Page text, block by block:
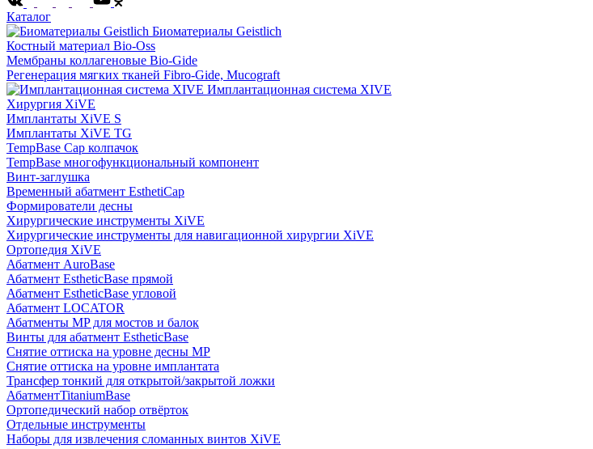
Каталог
Биоматериалы Geistlich
Костный материал Bio-Oss
Мембраны коллагеновые Bio-Gide
Регенерация мягких тканей Fibro-Gide, Mucograft
Имплантационная система XIVE
Хирургия XiVE
Имплантаты XiVE S
Имплантаты XiVE TG
TempBase Cap колпачок
TempBase многофункциональный компонент
Винт-заглушка
Временный абатмент EsthetiCap
Формирователи десны
Хирургические инструменты XiVE
Хирургические инструменты для навигационной хирургии XiVE
Ортопедия XiVE
Абатмент AuroBase
Абатмент EstheticBase прямой
Абатмент EstheticBase угловой
Абатмент LOCATOR
Абатменты MP для мостов и балок
Винты для абатмент EstheticBase
Снятие оттиска на уровне десны MP
Снятие оттиска на уровне имплантата
Трансфер тонкий для открытой/закрытой ложки
АбатментTitaniumBase
Ортопедический набор отвёрток
Отдельные инструменты
Наборы для извлечения сломанных винтов XiVE